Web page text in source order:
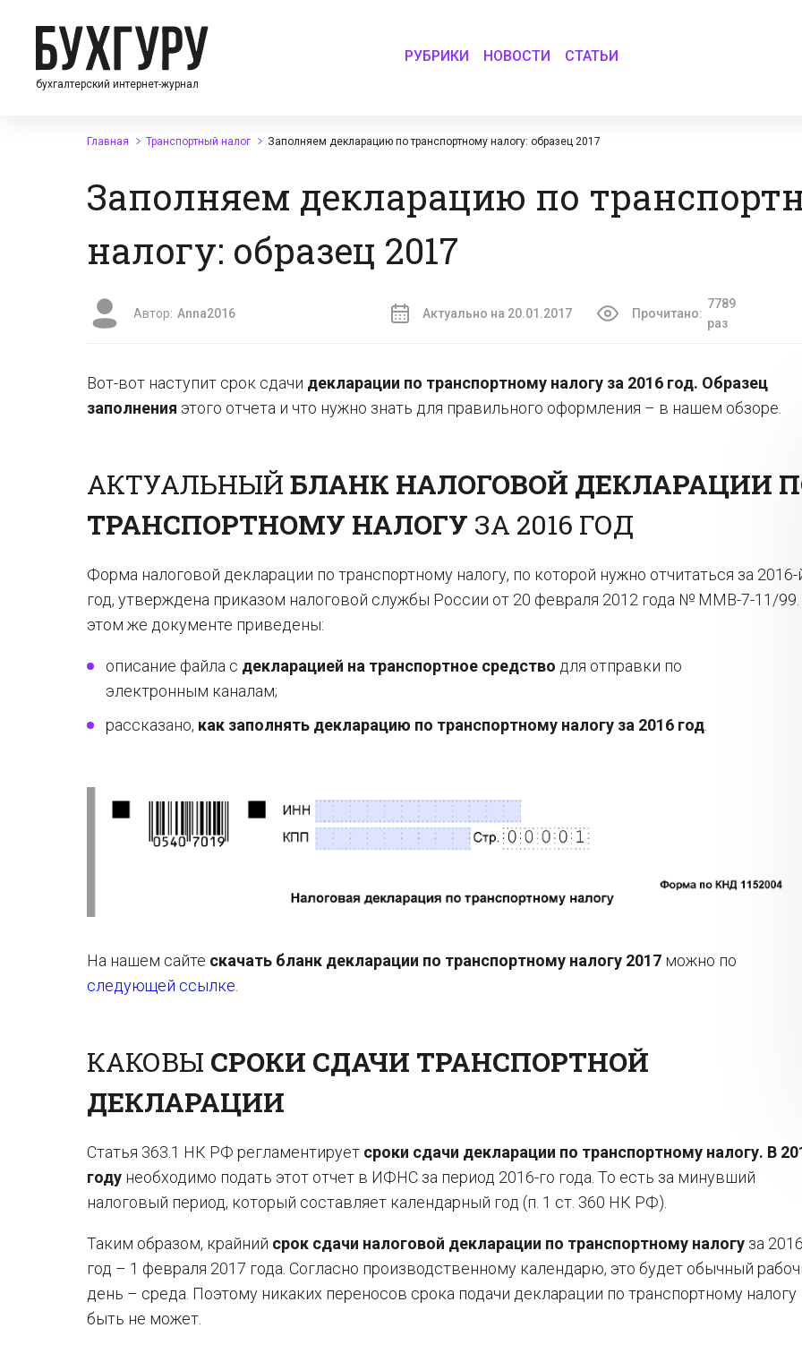
бухгалтерский интернет-журнал
РУБРИКИ НОВОСТИ СТАТЬИ
Главная Транспортный налог Заполняем декларацию по транспортному налогу: образец 2017
Заполняем декларацию по
налогу: образец 2017
Автор: Anna2016 Актуально на 20.01.2017 Прочитано:
7789
раз
Вот-вот наступит срок сдачи декларации по транспортному налогу за 2016 год. Образец
заполнения этого отчета и что нужно знать для правильного оформления – в нашем обзоре.
АКТУАЛЬНЫЙ БЛАНК НАЛОГОВОЙ ДЕКЛАРАЦИИ
ТРАНСПОРТНОМУ НАЛОГУ ЗА 2016 ГОД
Форма налоговой декларации по транспортному налогу, по которой нужно отчитаться за 2016-
год, утверждена приказом налоговой службы России от 20 февраля 2012 года № ММВ-7-11/
этом же документе приведены:
описание файла с декларацией на транспортное средство для отправки по
электронным каналам;
рассказано, как заполнять декларацию по транспортному налогу за 2016 год
На нашем сайте скачать бланк декларации по транспортному налогу 2017 можно по
следующей ссылке
КАКОВЫ СРОКИ СДАЧИ ТРАНСПОРТНОЙ
ДЕКЛАРАЦИИ
Статья 363.1 НК РФ регламентирует сроки сдачи декларации по транспортному налогу. В
году необходимо подать этот отчет в ИФНС за период 2016-го года. То есть за минувший
налоговый период, который составляет календарный год (п. 1 ст. 360 НК РФ).
Таким образом, крайний срок сдачи налоговой декларации по транспортному налогу за
год – 1 февраля 2017 года. Согласно производственному календарю, это будет обычный
день – среда. Поэтому никаких переносов срока подачи декларации по транспортному налогу
быть не может.